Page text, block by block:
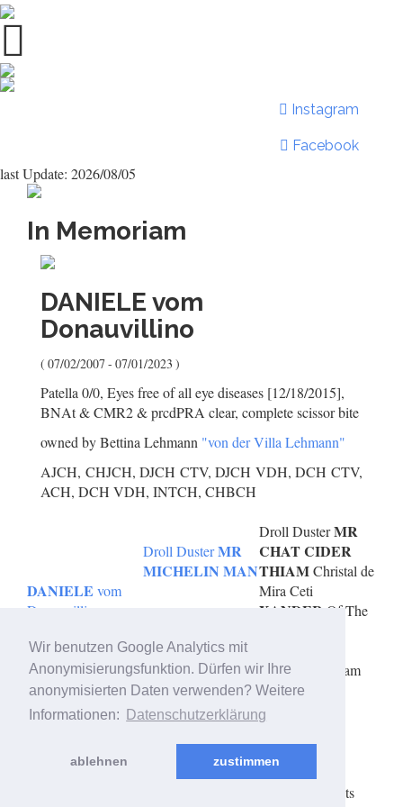
Wir benutzen Google Analytics mit
Anonymisierungsfunktion. Dürfen wir Ihre
anonymisierten Daten verwenden? Weitere
Informationen:
Datenschutzerklärung
ablehnen zustimmen
Instagram
Facebook
last Update: 2026/08/05
In Memoriam
DANIELE vom
Donauvillino
( 07/02/2007 - 07/01/2023 )
Patella 0/0, Eyes free of all eye diseases [12/18/2015],
BNAt & CMR2 & prcdPRA clear, complete scissor bite
owned by Bettina Lehmann "von der Villa Lehmann"
AJCH, CHJCH, DJCH CTV, DJCH VDH, DCH CTV,
ACH, DCH VDH, INTCH, CHBCH
DANIELE vom
Donauvillino
Droll DusterMR
MICHELIN MAN
Droll DusterMR
CHAT CIDER
THIAMChristal de
Mira Ceti
Maxime Luna
XANDER Of The
Emperor`s Dream
- Copyright 2006 - 2026 - Anne Vischer - All rights